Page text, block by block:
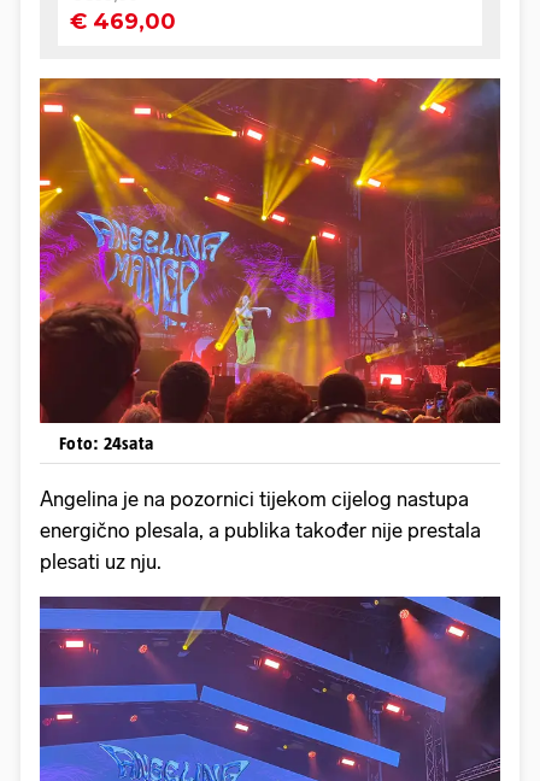
Foto: 24sata
Angelina je na pozornici tijekom cijelog nastupa
energično plesala, a publika također nije prestala
plesati uz nju.